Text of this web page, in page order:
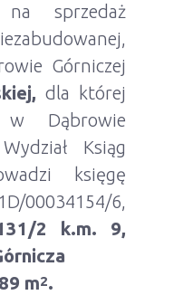
sprzedaż
Górniczej
dla której
w Dąbrowie
Ksiąg
księgę
00034154/6,
2 k.m. 9,
m2.